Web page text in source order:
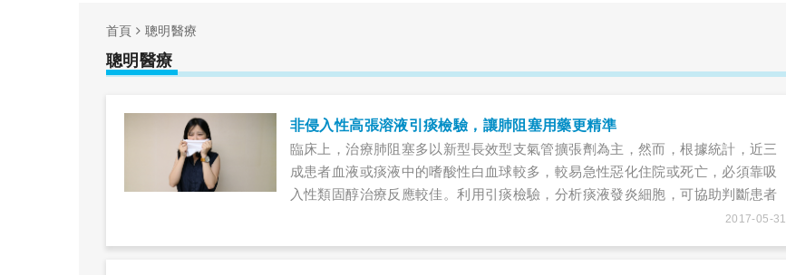
首頁 聰明醫療
聰明醫療
非侵入性高張溶液引痰檢驗，讓肺阻塞用藥更精準
臨床上，治療肺阻塞多以新型長效型支氣管擴張劑為主，然而，根據統計，近三
成患者血液或痰液中的嗜酸性白血球較多，較易急性惡化住院或死亡，必須靠吸
入性類固醇治療反應較佳。利用引痰檢驗，分析痰液發炎細胞，可協助判斷患者
嗜酸性白血球含量，讓醫師更精準地治療。68歲的周伯伯從18歲時開始抽菸，50
2017-05-31